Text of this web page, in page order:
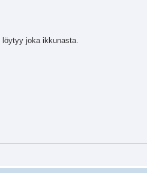
löytyy joka ikkunasta.